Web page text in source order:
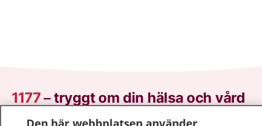
1177–tryggt om din hälsa och vård